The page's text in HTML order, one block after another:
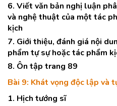
6. Viết văn bản nghị luận
và nghệ thuật của một tác
kịch
7. Giới thiệu, đánh giá nội
phẩm tự sự hoặc tác phẩm
8. Ôn tập trang 89
Bài 9: Khát vọng độc lập và
1. Hịch tướng sĩ